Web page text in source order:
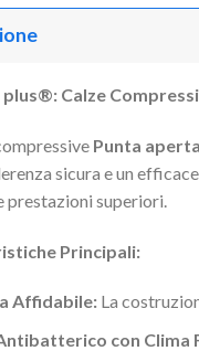
plus®: Calze
Punta aperta
sicura e un
prestazioni superiori.
Principali:
Affidabile:La
con Clima